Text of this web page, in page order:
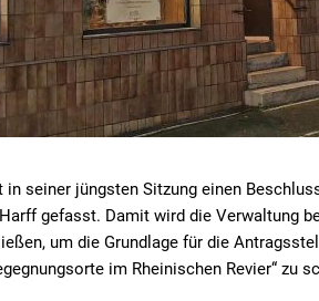
in seiner jüngsten Sitzung einen
gefasst. Damit wird die Verwaltung
um die Grundlage für die
im Rheinischen Revier“ zu